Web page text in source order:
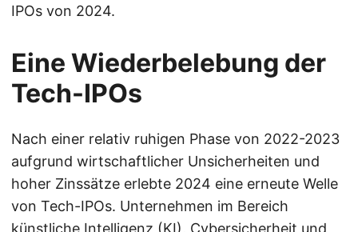
IPOs von 2024.
Eine Wiederbelebung der
Tech-IPOs
Nach einer relativ ruhigen Phase von 2022-2023
aufgrund wirtschaftlicher Unsicherheiten und
hoher Zinssätze erlebte 2024 eine erneute Welle
von Tech-IPOs. Unternehmen im Bereich
künstliche Intelligenz (KI), Cybersicherheit und